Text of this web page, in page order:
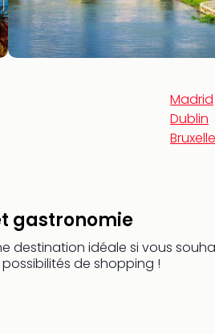
Madrid
Dublin
gastronomie
destination idéale si vous
de shopping !